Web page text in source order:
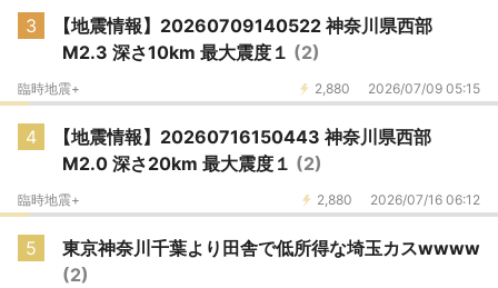
3
【地震情報】20260709140522 神奈川県西部
M2.3 深さ10km 最大震度１ (2)
2,880 2026/07/09 05:15
臨時地震+
4
【地震情報】20260716150443 神奈川県西部
M2.0 深さ20km 最大震度１ (2)
2,880 2026/07/16 06:12
臨時地震+
5
東京神奈川千葉より田舎で低所得な埼玉カスwwww
(2)